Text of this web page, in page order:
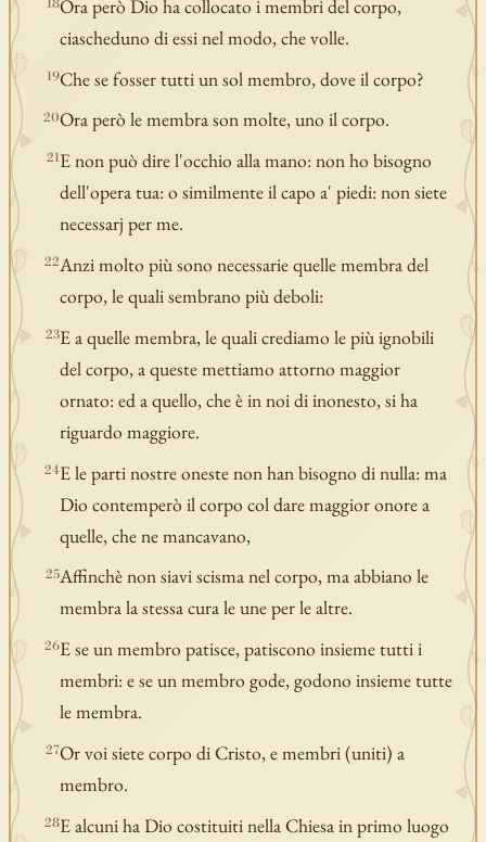
18Ora però Dio ha collocato i membri del corpo,
ciascheduno di essi nel modo, che volle.
19Che se fosser tutti un sol membro, dove il corpo?
20Ora però le membra son molte, uno il corpo.
21E non può dire l'occhio alla mano: non ho bisogno
dell'opera tua: o similmente il capo a' piedi: non siete
necessarj per me.
22Anzi molto più sono necessarie quelle membra del
corpo, le quali sembrano più deboli:
23E a quelle membra, le quali crediamo le più ignobili
del corpo, a queste mettiamo attorno maggior
ornato: ed a quello, che è in noi di inonesto, si ha
riguardo maggiore.
24E le parti nostre oneste non han bisogno di nulla: ma
Dio contemperò il corpo col dare maggior onore a
quelle, che ne mancavano,
25Affinchè non siavi scisma nel corpo, ma abbiano le
membra la stessa cura le une per le altre.
26E se un membro patisce, patiscono insieme tutti i
membri: e se un membro gode, godono insieme tutte
le membra.
27Or voi siete corpo di Cristo, e membri (uniti) a
membro.
28E alcuni ha Dio costituiti nella Chiesa in primo luogo